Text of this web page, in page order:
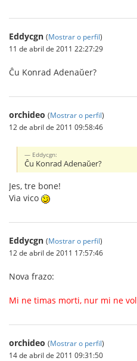
Eddycgn (Mostrar o perfil)
11 de abril de 2011 22:27:29
Ĉu Konrad Adenaŭer?
orchideo (Mostrar o perfil)
12 de abril de 2011 09:58:46
Eddycgn:
Ĉu Konrad Adenaŭer?
Jes, tre bone!
Via vico
Eddycgn (Mostrar o perfil)
12 de abril de 2011 17:57:46
Nova frazo:
Mi ne timas morti, nur mi ne
orchideo (Mostrar o perfil)
14 de abril de 2011 09:31:50